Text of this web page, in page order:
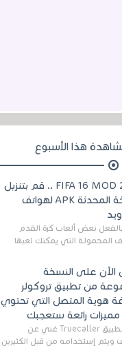
هذا الأسبوع
FIFA 16 MOD 2026 .. قم بتنزيل
النسخة المحدثة APK لهواتف
بعض ألعاب كرة القدم
المحمولة التي يمكنك لعبها
الآن على النسخة
من تطبيق تروكولر
هوية المتصل التي تحتوي
رائعة ستعجبك
أصبح تطبيق Truecaller غني عن
ويتم إستخدامه من قبل الكثيرين